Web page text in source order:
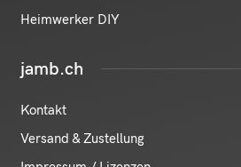
Heimwerker DIY
jamb.ch
Kontakt
Versand & Zustellung